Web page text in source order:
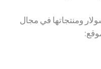
ومنتجاتها في مجال